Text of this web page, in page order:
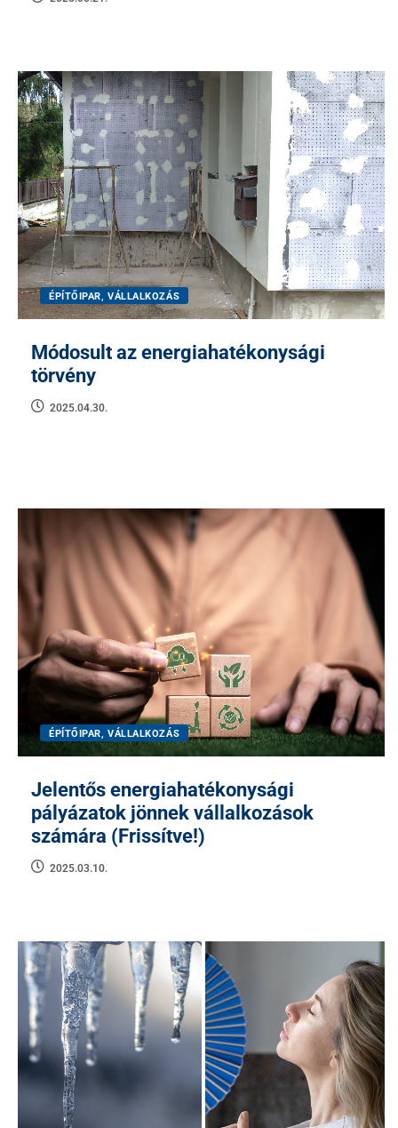
ÉPÍTŐIPAR, VÁLLALKOZÁS
Módosult az energiahatékonysági
törvény
2025.04.30.
ÉPÍTŐIPAR, VÁLLALKOZÁS
Jelentős energiahatékonysági
pályázatok jönnek vállalkozások
számára (Frissítve!)
2025.03.10.